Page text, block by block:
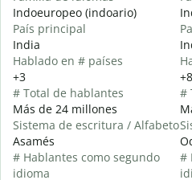
Indoeuropeo (indoario)
País principal
India
Hablado en # países
+3
# Total de hablantes
Más de 24 millones
Sistema de escritura / Alfabeto
Asamés
# Hablantes como segundo
idioma
+8
#
#